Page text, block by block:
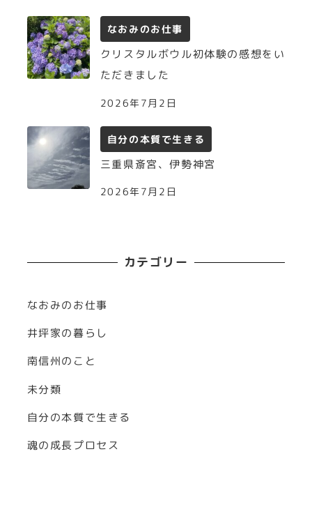
なおみのお仕事
クリスタルボウル初体験の感想をい
ただきました
2026年7月2日
自分の本質で生きる
三重県斎宮、伊勢神宮
2026年7月2日
カテゴリー
なおみのお仕事
井坪家の暮らし
南信州のこと
未分類
自分の本質で生きる
魂の成長プロセス